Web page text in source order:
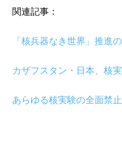
関連記事：
「核兵器なき世界」推進
カザフスタン・日本、核
あらゆる核実験の全面禁